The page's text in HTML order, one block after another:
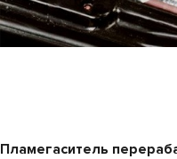
Пламегаситель